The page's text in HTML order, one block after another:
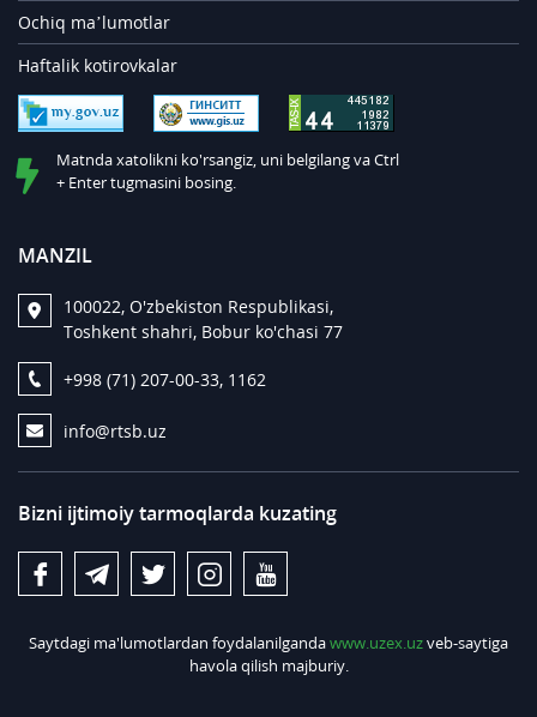
Ochiq ma’lumotlar
Haftalik kotirovkalar
Matnda xatolikni ko'rsangiz, uni belgilang va Ctrl
+ Enter tugmasini bosing.
MANZIL
100022, O'zbekiston Respublikasi,
Toshkent shahri, Bobur ko'chasi 77
+998 (71) 207-00-33, 1162
info@rtsb.uz
Bizni ijtimoiy tarmoqlarda kuzating
Saytdagi ma'lumotlardan foydalanilgandawww.uzex.uzveb-saytiga
havola qilish majburiy.